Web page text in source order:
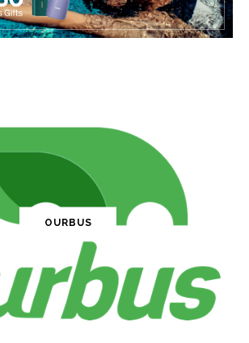
OURBUS